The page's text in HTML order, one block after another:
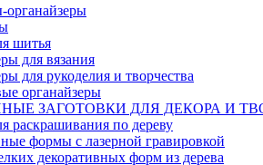
органайзеры
шитья
для вязания
для рукоделия и творчества
органайзеры
ЗАГОТОВКИ ДЛЯ ДЕКОРА И
раскрашивания по дереву
формы с лазерной гравировкой
декоративных форм из дерева